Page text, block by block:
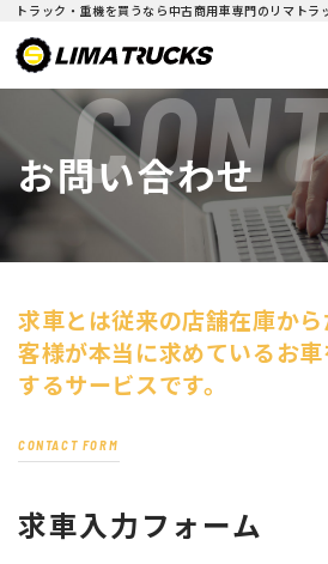
トラック・重機を買うなら中古商用車専門のリマトラ
お問い合わせ
求車とは従来の店舗在庫から
客様が本当に求めているお
するサービスです。
CONTACT FORM
求車入力フォーム